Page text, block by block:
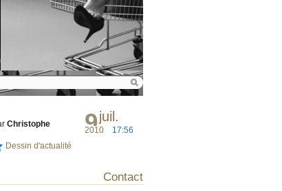
9juil.
2010 17:56
Christophe
Dessin d'actualité
Contact